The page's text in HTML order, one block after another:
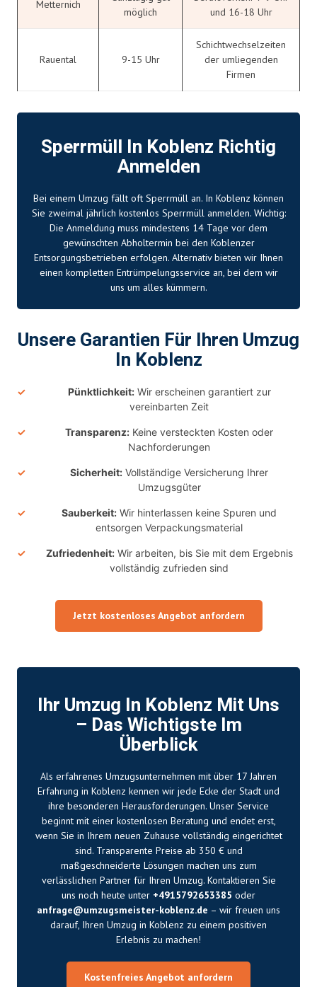
Metternich
möglich
und 16-18 Uhr
Rauental 9-15 Uhr
Schichtwechselzeiten
der umliegenden
Firmen
Sperrmüll In Koblenz Richtig
Anmelden
Bei einem Umzug fällt oft Sperrmüll an. In Koblenz können
Sie zweimal jährlich kostenlos Sperrmüll anmelden. Wichtig:
Die Anmeldung muss mindestens 14 Tage vor dem
gewünschten Abholtermin bei den Koblenzer
Entsorgungsbetrieben erfolgen. Alternativ bieten wir Ihnen
einen kompletten Entrümpelungsservice an, bei dem wir
uns um alles kümmern.
Unsere Garantien Für Ihren Umzug
In Koblenz
Pünktlichkeit:Wir erscheinen garantiert zur
vereinbarten Zeit
Transparenz: Keine versteckten Kosten oder
Nachforderungen
Sicherheit: Vollständige Versicherung Ihrer
Umzugsgüter
Sauberkeit: Wir hinterlassen keine Spuren und
entsorgen Verpackungsmaterial
Zufriedenheit:Wir arbeiten, bis Sie mit dem Ergebnis
vollständig zufrieden sind
Jetzt kostenloses Angebot anfordern
Ihr Umzug In Koblenz Mit Uns
– Das Wichtigste Im
Überblick
Als erfahrenes Umzugsunternehmen mit über 17 Jahren
Erfahrung in Koblenz kennen wir jede Ecke der Stadt und
ihre besonderen Herausforderungen. Unser Service
beginnt mit einer kostenlosen Beratung und endet erst,
wenn Sie in Ihrem neuen Zuhause vollständig eingerichtet
sind. Transparente Preise ab 350 € und
maßgeschneiderte Lösungen machen uns zum
verlässlichen Partner für Ihren Umzug. Kontaktieren Sie
uns noch heute unter +4915792653385 oder
anfrage@umzugsmeister-koblenz.de – wir freuen uns
darauf, Ihren Umzug in Koblenz zu einem positiven
Erlebnis zu machen!
Kostenfreies Angebot anfordern